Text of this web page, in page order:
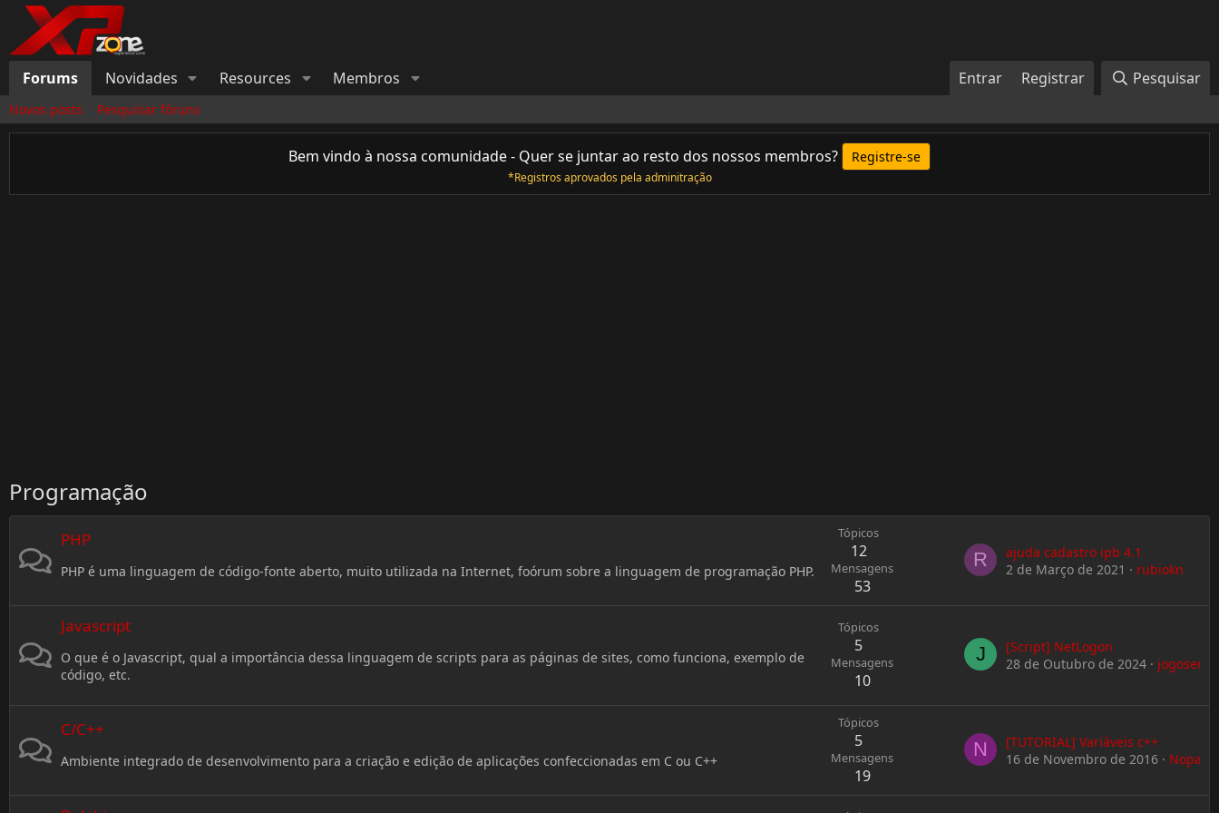
Forums Novidades Resources Membros Entrar Registrar Pesquisar
Novos posts Pesquisar fóruns
Bem vindo à nossa comunidade - Quer se juntar ao resto dos nossos membros? Registre-se
*Registros aprovados pela adminitração
Programação
PHP
PHP é uma linguagem de código-fonte aberto, muito utilizada na Internet, foórum sobre a linguagem de programação PHP.
Tópicos
12
Mensagens
53
R
ajuda cadastro ipb 4.1
2 de Março de 2021
rubiokn
Javascript
O que é o Javascript, qual a importância dessa linguagem de scripts para as páginas de sites, como funciona, exemplo de
código, etc.
Tópicos
5
Mensagens
10
J
[Script] NetLogon
28 de Outubro de 2024
jogoserv
C/C++
Ambiente integrado de desenvolvimento para a criação e edição de aplicações confeccionadas em C ou C++
Tópicos
5
Mensagens
19
N
[TUTORIAL] Variáveis c++
16 de Novembro de 2016
Nopalet